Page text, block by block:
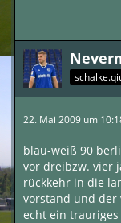
22. Mai 2009 um
blau-weiß 90
vor dreibzw. vier
rückkehr in die
vorstand und der
echt ein